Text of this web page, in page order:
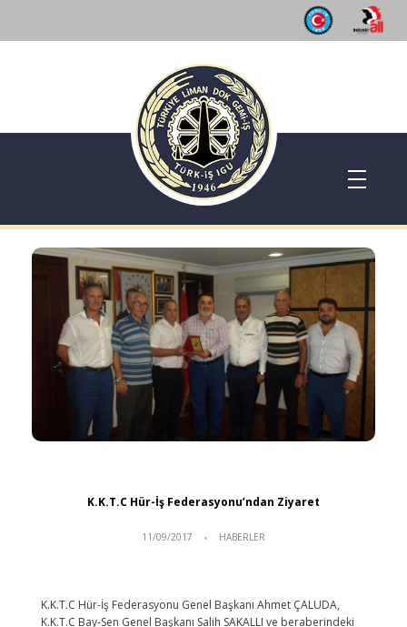
K.K.T.C Hür-İş Federasyonu’ndan Ziyaret
11/09/2017 HABERLER
K.K.T.C Hür-İş Federasyonu Genel Başkanı Ahmet ÇALUDA,
K.K.T.C Bay-Sen Genel Başkanı Salih SAKALLI ve beraberindeki